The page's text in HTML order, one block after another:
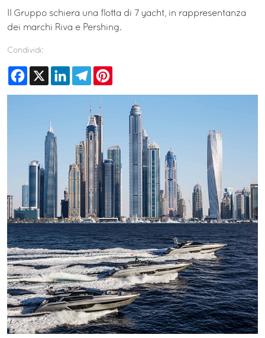
Il Gruppo schiera una flotta di 7 yacht, in rappresentanza
dei marchi Riva e Pershing.
Condividi:
Facebook
X LinkedInTelegram